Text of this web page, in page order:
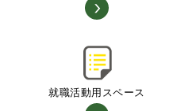
就職活動用スペース